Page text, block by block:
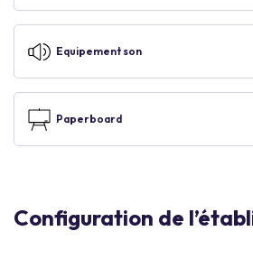
Equipement son
Paperboard
Configuration de